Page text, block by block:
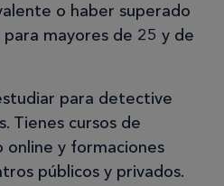
o haber superado
para mayores de 25 y de
para detective
Tienes cursos de
online y formaciones
públicos y privados.